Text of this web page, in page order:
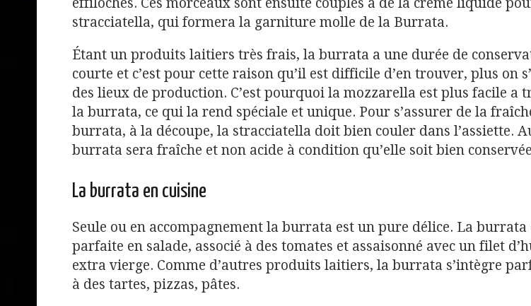
stracciatella, qui formera la garniture molle de la Burrata.
Étant un produits laitiers très frais, la burrata a une durée de
courte et c’est pour cette raison qu’il est difficile d’en trouver, plus on
des lieux de production. C’est pourquoi la mozzarella est plus facile a
la burrata, ce qui la rend spéciale et unique. Pour s’assurer de la
burrata, à la découpe, la stracciatella doit bien couler dans l’assiette.
burrata sera fraîche et non acide à condition qu’elle soit bien
La burrata en cuisine
Seule ou en accompagnement la burrata est un pure délice. La burrata
parfaite en salade, associé à des tomates et assaisonné avec un filet
extra vierge. Comme d’autres produits laitiers, la burrata s’intègre
à des tartes, pizzas, pâtes.